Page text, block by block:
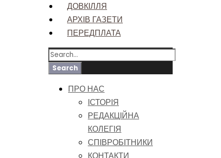
ДОВКІЛЛЯ
АРХІВ ГАЗЕТИ
ПЕРЕДПЛАТА
ПРО НАС
ІСТОРІЯ
РЕДАКЦІЙНА
КОЛЕГІЯ
СПІВРОБІТНИКИ